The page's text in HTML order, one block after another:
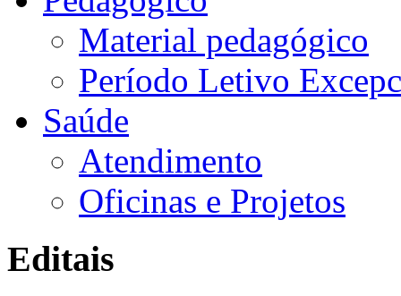
Material pedagógico
Período Letivo
Saúde
Atendimento
Oficinas e Projetos
Editais